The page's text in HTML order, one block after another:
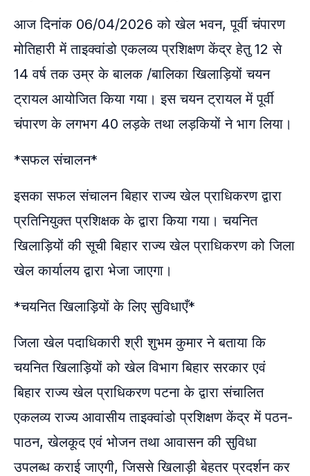
आज दिनांक 06/04/2026 को खेल भवन, पूर्वी चंपारण
मोतिहारी में ताइक्वांडो एकलव्य प्रशिक्षण केंद्र हेतु 12 से
14 वर्ष तक उम्र के बालक /बालिका खिलाड़ियों चयन
ट्रायल आयोजित किया गया। इस चयन ट्रायल में पूर्वी
चंपारण के लगभग 40 लड़के तथा लड़कियों ने भाग लिया।
*सफल संचालन*
इसका सफल संचालन बिहार राज्य खेल प्राधिकरण द्वारा
प्रतिनियुक्त प्रशिक्षक के द्वारा किया गया। चयनित
खिलाड़ियों की सूची बिहार राज्य खेल प्राधिकरण को जिला
खेल कार्यालय द्वारा भेजा जाएगा।
*चयनित खिलाड़ियों के लिए सुविधाएँ*
जिला खेल पदाधिकारी श्री शुभम कुमार ने बताया कि
चयनित खिलाड़ियों को खेल विभाग बिहार सरकार एवं
बिहार राज्य खेल प्राधिकरण पटना के द्वारा संचालित
एकलव्य राज्य आवासीय ताइक्वांडो प्रशिक्षण केंद्र में पठन-
पाठन, खेलकूद एवं भोजन तथा आवासन की सुविधा
उपलब्ध कराई जाएगी, जिससे खिलाड़ी बेहतर प्रदर्शन कर